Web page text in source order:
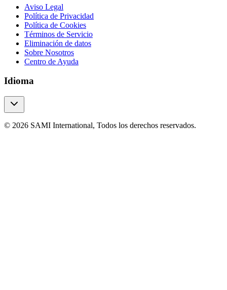
Aviso Legal
Política de Privacidad
Política de Cookies
Términos de Servicio
Eliminación de datos
Sobre Nosotros
Centro de Ayuda
Idioma
© 2026 SAMI International, Todos los derechos reservados.